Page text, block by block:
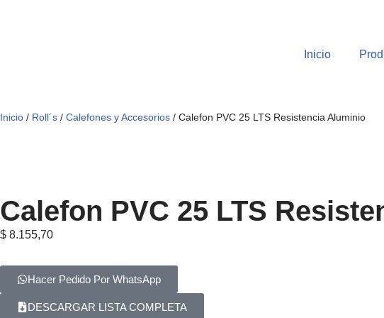
Inicio
Inicio / Roll´s / Calefones y Accesorios / Calefon PVC 25 LTS Resistencia Aluminio
Calefon PVC 25 LTS
$ 8.155,70
Hacer Pedido Por WhatsApp
DESCARGAR LISTA COMPLETA